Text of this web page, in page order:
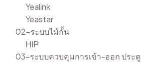
Yealink
Yeastar
02-ระบบไม้กั้น
HIP
03-ระบบควบคุมการเข้า-ออก ประตู